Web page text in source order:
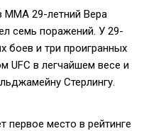
ММА 29-летний Вера
семь поражений. У 29-
боев и три проигранных
UFC в легчайшем весе и
Стерлингу.
первое место в рейтинге